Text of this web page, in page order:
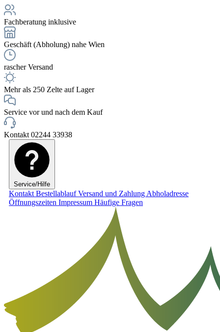
Fachberatung inklusive
Geschäft (Abholung) nahe Wien
rascher Versand
Mehr als 250 Zelte auf Lager
Service vor und nach dem Kauf
Kontakt 02244 33938
Service/Hilfe
Kontakt BestellablaufVersand und Zahlung Abholadresse
Öffnungszeiten Impressum Häufige Fragen